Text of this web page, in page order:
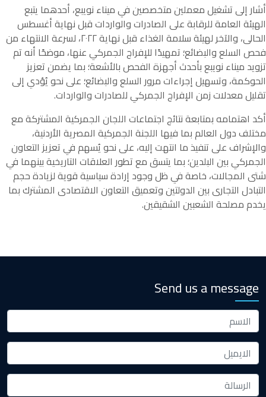
أشار إلى تشغيل معملين متخصصين في ميناء نويبع، أحدهما يتبع
الهيئة العامة للرقابة على الصادرات والواردات قبل نهاية أغسطس
الحالى، والآخر لهيئة سلامة الغذاء قبل نهاية ٢٠٢٢، لسرعة الانتهاء من
فحص السلع والبضائع؛ تمهيدًا للإفراج الجمركي عنها، موضحًا أنه تم
تزويد ميناء نويبع بأحدث أجهزة الفحص بالأشعة؛ بما يضمن تعزيز
الحوكمة، وتسهيل إجراءات مرور السلع والبضائع؛ على نحو يُؤدي إلى
تقليل معدلات زمن الإفراج الجمركي للصادرات والواردات.
أكد اهتمامه بمتابعة نتائج اجتماعات اللجان الجمركية المشتركة مع
مختلف دول العالم بما فيها اللجنة الجمركية المصرية الأردنية،
والإشراف على تنفيذ ما انتهت إليه، على نحو يُسهم في تعزيز التعاون
الجمركي بين البلدين؛ بما يتسق مع تطور العلاقات التاريخية بينهما في
شتى المجالات، خاصة في ظل وجود إرادة سياسية قوية لزيادة حجم
التبادل التجارى بين الدولتين وتعميق التعاون الاقتصادى المشترك بما
يخدم مصلحة الشعبين الشقيقين.
Send us a message